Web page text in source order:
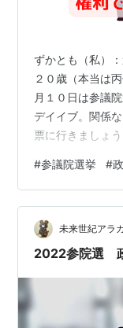
ずかとも（私）
２０歳（本当は
月１０日は参議
デイイブ。関係
票に行きましょ
www.nhk.or.jp
索するといろい
相性の良さ・悪
ッチングサイト
#参議院選挙 #
未来世紀アラ
2022参院選